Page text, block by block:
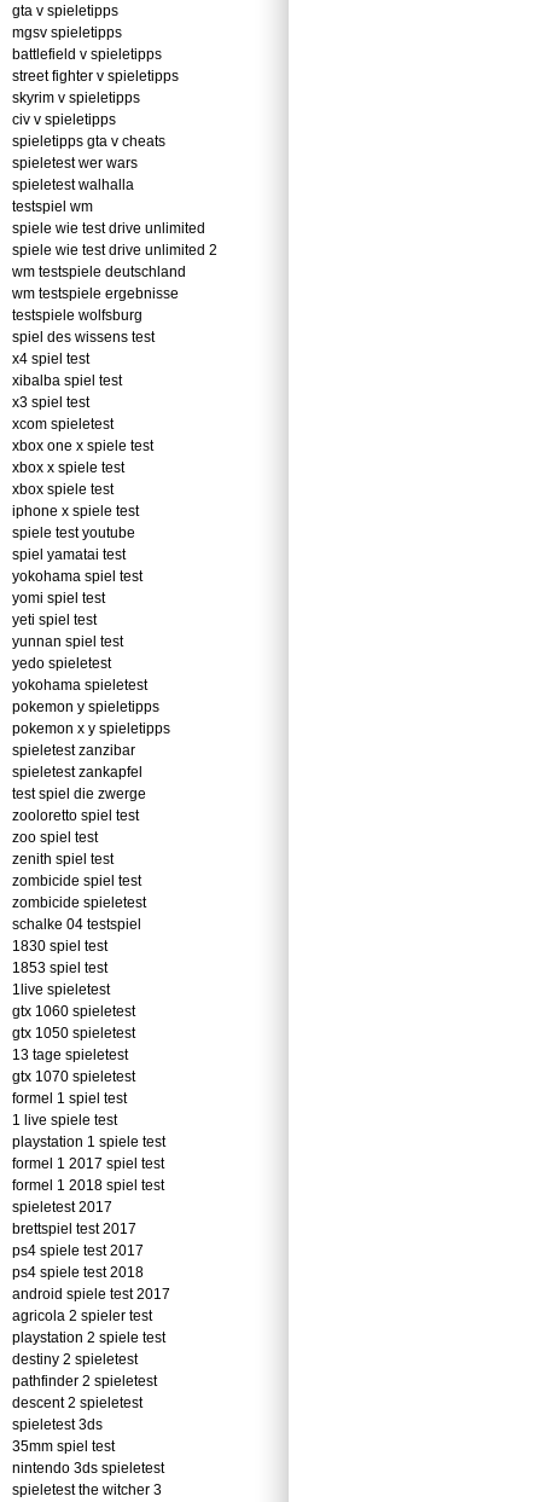
gta v spieletipps
mgsv spieletipps
battlefield v spieletipps
street fighter v spieletipps
skyrim v spieletipps
civ v spieletipps
spieletipps gta v cheats
spieletest wer wars
spieletest walhalla
testspiel wm
spiele wie test drive unlimited
spiele wie test drive unlimited 2
wm testspiele deutschland
wm testspiele ergebnisse
testspiele wolfsburg
spiel des wissens test
x4 spiel test
xibalba spiel test
x3 spiel test
xcom spieletest
xbox one x spiele test
xbox x spiele test
xbox spiele test
iphone x spiele test
spiele test youtube
spiel yamatai test
yokohama spiel test
yomi spiel test
yeti spiel test
yunnan spiel test
yedo spieletest
yokohama spieletest
pokemon y spieletipps
pokemon x y spieletipps
spieletest zanzibar
spieletest zankapfel
test spiel die zwerge
zooloretto spiel test
zoo spiel test
zenith spiel test
zombicide spiel test
zombicide spieletest
schalke 04 testspiel
1830 spiel test
1853 spiel test
1live spieletest
gtx 1060 spieletest
gtx 1050 spieletest
13 tage spieletest
gtx 1070 spieletest
formel 1 spiel test
1 live spiele test
playstation 1 spiele test
formel 1 2017 spiel test
formel 1 2018 spiel test
spieletest 2017
brettspiel test 2017
ps4 spiele test 2017
ps4 spiele test 2018
android spiele test 2017
agricola 2 spieler test
playstation 2 spiele test
destiny 2 spieletest
pathfinder 2 spieletest
descent 2 spieletest
spieletest 3ds
35mm spiel test
nintendo 3ds spieletest
spieletest the witcher 3